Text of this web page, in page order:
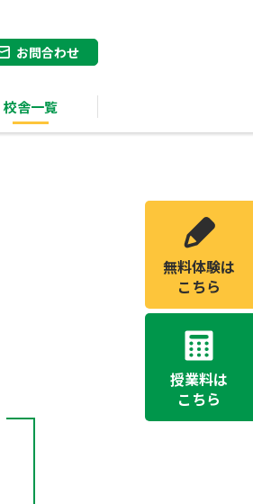
校舎一覧
お問合わせ
無料体験は
こちら
授業料は
こちら